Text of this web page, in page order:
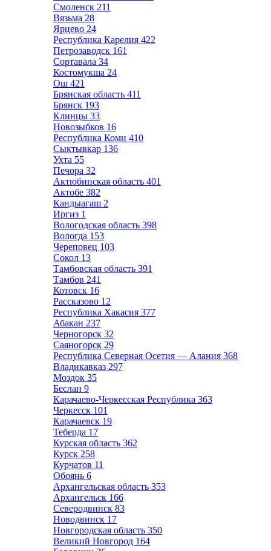
Смоленск 211
Вязьма 28
Ярцево 24
Республика Карелия 422
Петрозаводск 161
Сортавала 34
Костомукша 24
Ош 421
Брянская область 411
Брянск 193
Клинцы 33
Новозыбков 16
Республика Коми 410
Сыктывкар 136
Ухта 55
Печора 32
Актюбинская область 401
Актобе 382
Кандыагаш 2
Иргиз 1
Вологодская область 398
Вологда 153
Череповец 103
Сокол 13
Тамбовская область 391
Тамбов 241
Котовск 16
Рассказово 12
Республика Хакасия 377
Абакан 237
Черногорск 32
Саяногорск 29
Республика Северная Осетия — Алания 368
Владикавказ 297
Моздок 35
Беслан 9
Карачаево-Черкесская Республика 363
Черкесск 101
Карачаевск 19
Теберда 17
Курская область 362
Курск 258
Курчатов 11
Обоянь 6
Архангельская область 353
Архангельск 166
Северодвинск 83
Новодвинск 17
Новгородская область 350
Великий Новгород 164